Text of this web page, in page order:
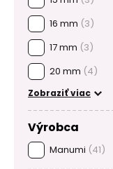
16 mm (3)
17 mm (3)
20 mm (4)
Zobraziť viac
Výrobca
Manumi (41)